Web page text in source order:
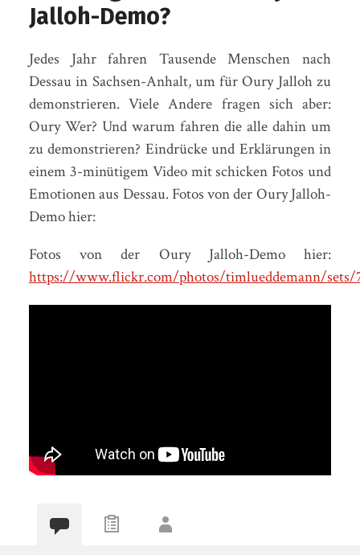
Jalloh-Demo?
Jedes Jahr fahren Tausende Menschen nach
Dessau in Sachsen-Anhalt, um für Oury Jalloh zu
demonstrieren. Viele Andere fragen sich aber:
Oury Wer? Und warum fahren die alle dahin um
zu demonstrieren? Eindrücke und Erklärungen in
einem 3-minütigem Video mit schicken Fotos und
Emotionen aus Dessau. Fotos von der Oury Jalloh-
Demo hier:
Fotos von der Oury Jalloh-Demo hier:
https://www.flickr.com/photos/timlueddemann/sets/